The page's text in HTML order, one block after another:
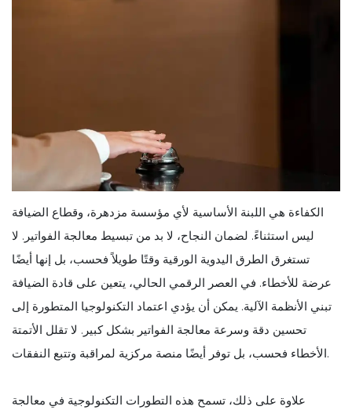
الكفاءة هي اللبنة الأساسية لأي مؤسسة مزدهرة، وقطاع الضيافة
ليس استثناءً. لضمان النجاح، لا بد من تبسيط معالجة الفواتير. لا
تستغرق الطرق اليدوية الورقية وقتًا طويلاً فحسب، بل إنها أيضًا
عرضة للأخطاء. في العصر الرقمي الحالي، يتعين على قادة الضيافة
تبني الأنظمة الآلية. يمكن أن يؤدي اعتماد التكنولوجيا المتطورة إلى
تحسين دقة وسرعة معالجة الفواتير بشكل كبير. لا تقلل الأتمتة
الأخطاء فحسب، بل توفر أيضًا منصة مركزية لمراقبة وتتبع النفقات.
علاوة على ذلك، تسمح هذه التطورات التكنولوجية في معالجة